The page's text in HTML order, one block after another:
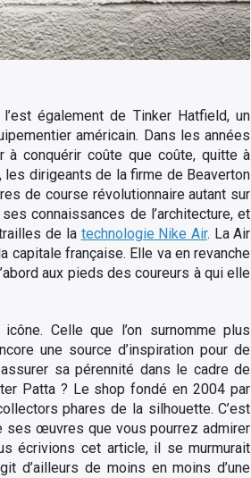
également de Tinker Hatfield, un
américain. Dans les années
à conquérir coûte que coûte, quitte à
dirigeants de la firme de Beaverton
de course révolutionnaire autant sur
connaissances de l’architecture, et
de la technologie Nike Air. La Air
capitale française. Elle va en revanche
aux pieds des coureurs à qui elle
Celle que l’on surnomme plus
une source d’inspiration pour de
sa pérennité dans le cadre de
Patta ? Le shop fondé en 2004 par
phares de la silhouette. C’est
ses œuvres que vous pourrez admirer
écrivions cet article, il se murmurait
d’ailleurs de moins en moins d’une